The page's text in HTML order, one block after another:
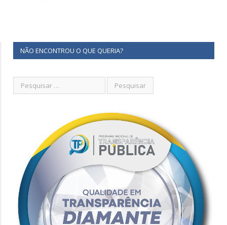
NÃO ENCONTROU O QUE QUERIA?